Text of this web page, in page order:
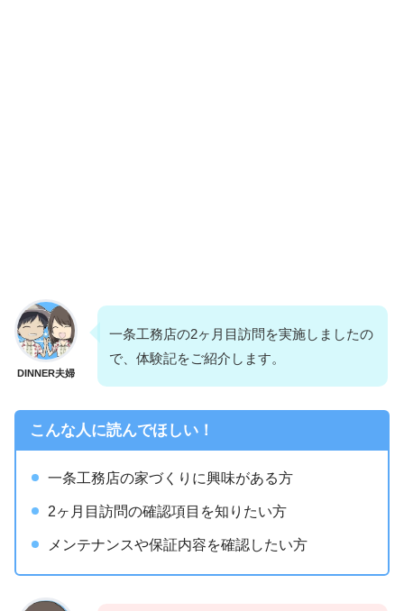
DINNER夫婦
一条工務店の2ヶ月目訪問を実施しましたの
で、体験記をご紹介します。
こんな人に読んでほしい！
一条工務店の家づくりに興味がある方
2ヶ月目訪問の確認項目を知りたい方
メンテナンスや保証内容を確認したい方